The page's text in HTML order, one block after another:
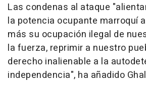
Las condenas al ataque
la potencia ocupante marroquí
más su ocupación ilegal de
la fuerza, reprimir a nuestro
derecho inalienable a la
independencia", ha añadido